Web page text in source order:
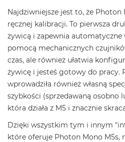
Najdziwniejsze jest to, że
ręcznej kalibracji. To pierwsza
żywicą i zapewnia automatyczne
pomocą mechanicznych
czas, ale również ułatwia
żywicę i jesteś gotowy do pracy.
wprowadziła również własną
szybkości (sprzedawaną osobno
która działa z M5 i znacznie
Dzięki wszystkim tym i innym
które oferuje Photon Mono M5s,